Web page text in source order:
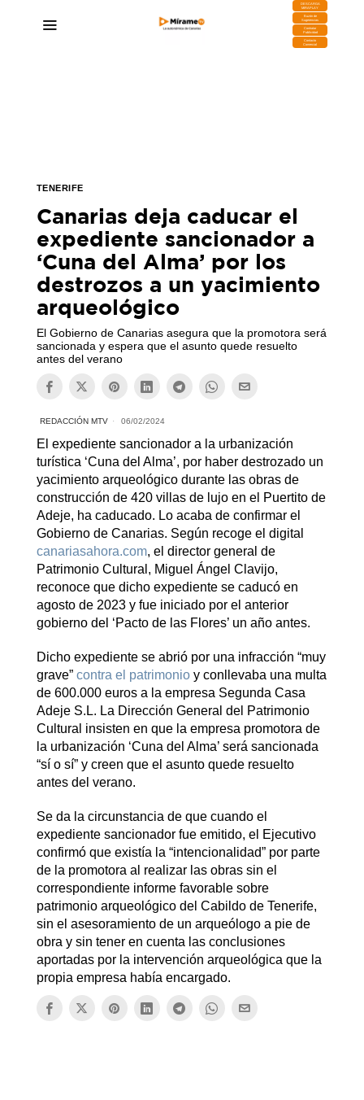
DESCARGA
MIRAPLAY
Buzón de
Sugerencias
Contratar
Publicidad
Contacto
Comercial
TENERIFE
Canarias deja caducar el
expediente sancionador a
‘Cuna del Alma’ por los
destrozos a un yacimiento
arqueológico
El Gobierno de Canarias asegura que la promotora será
sancionada y espera que el asunto quede resuelto
antes del verano
REDACCIÓN MTV 06/02/2024
El expediente sancionador a la urbanización
turística ‘Cuna del Alma’, por haber destrozado un
yacimiento arqueológico durante las obras de
construcción de 420 villas de lujo en el Puertito de
Adeje, ha caducado. Lo acaba de confirmar el
Gobierno de Canarias. Según recoge el digital
canariasahora.com, el director general de
Patrimonio Cultural, Miguel Ángel Clavijo,
reconoce que dicho expediente se caducó en
agosto de 2023 y fue iniciado por el anterior
gobierno del ‘Pacto de las Flores’ un año antes.
Dicho expediente se abrió por una infracción “muy
grave” contra el patrimonioy conllevaba una multa
de 600.000 euros a la empresa Segunda Casa
Adeje S.L. La Dirección General del Patrimonio
Cultural insisten en que la empresa promotora de
la urbanización ‘Cuna del Alma’ será sancionada
“sí o sí” y creen que el asunto quede resuelto
antes del verano.
Se da la circunstancia de que cuando el
expediente sancionador fue emitido, el Ejecutivo
confirmó que existía la “intencionalidad” por parte
de la promotora al realizar las obras sin el
correspondiente informe favorable sobre
patrimonio arqueológico del Cabildo de Tenerife,
sin el asesoramiento de un arqueólogo a pie de
obra y sin tener en cuenta las conclusiones
aportadas por la intervención arqueológica que la
propia empresa había encargado.